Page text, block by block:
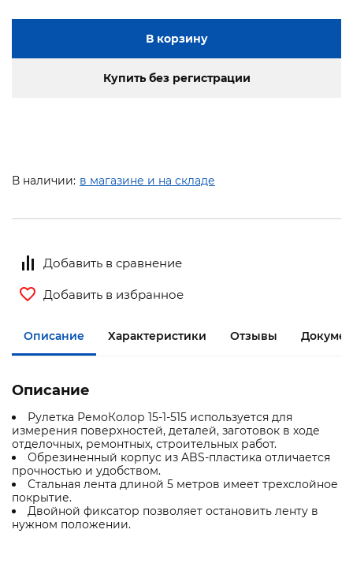
В корзину
Купить без регистрации
В наличии: в магазине и на складе
Добавить в сравнение
Добавить в избранное
Описание Характеристики Отзывы
Описание
Рулетка РемоКолор 15-1-515 используется для
измерения поверхностей, деталей, заготовок в ходе
отделочных, ремонтных, строительных работ.
Обрезиненный корпус из ABS-пластика отличается
прочностью и удобством.
Стальная лента длиной 5 метров имеет трехслойное
покрытие.
Двойной фиксатор позволяет остановить ленту в
нужном положении.